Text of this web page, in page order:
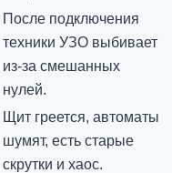
После подключения
техники УЗО выбивает
из-за смешанных
нулей.
Щит греется, автоматы
шумят, есть старые
скрутки и хаос.